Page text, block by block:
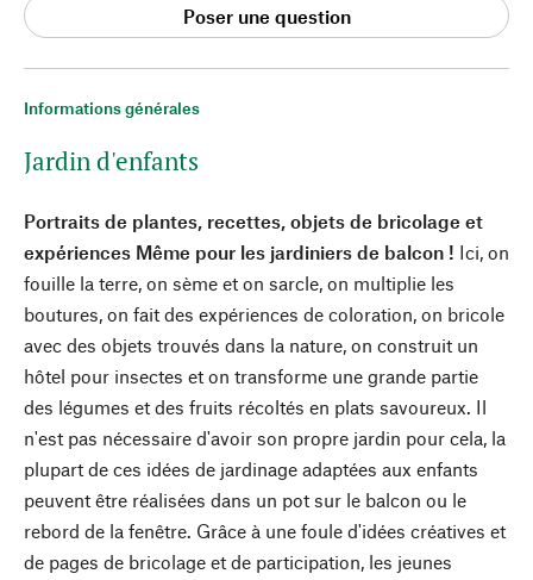
Informations générales
Jardin d'enfants
Portraits de plantes, recettes, objets de bricolage et
expériences Même pour les jardiniers de balcon ! Ici, on
fouille la terre, on sème et on sarcle, on multiplie les
boutures, on fait des expériences de coloration, on bricole
avec des objets trouvés dans la nature, on construit un
hôtel pour insectes et on transforme une grande partie
des légumes et des fruits récoltés en plats savoureux. Il
n'est pas nécessaire d'avoir son propre jardin pour cela, la
plupart de ces idées de jardinage adaptées aux enfants
peuvent être réalisées dans un pot sur le balcon ou le
rebord de la fenêtre. Grâce à une foule d'idées créatives et
de pages de bricolage et de participation, les jeunes
Poser une question